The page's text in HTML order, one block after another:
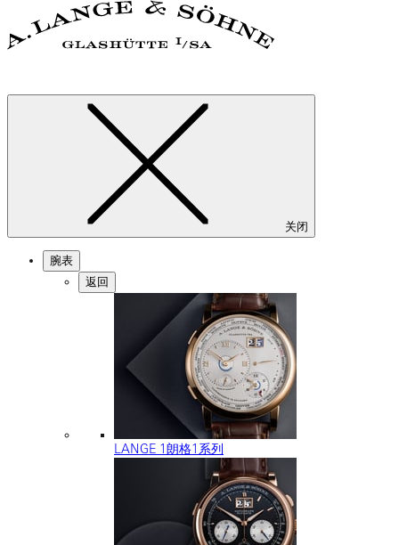
关闭
腕表
返回
LANGE 1朗格1系列